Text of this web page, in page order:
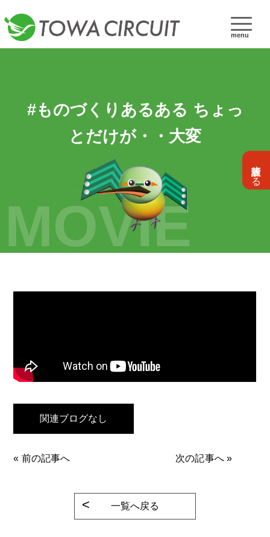
menu
設計依頼する
#ものづくりあるある ちょっ
とだけが・・大変
MOVIE
関連ブログなし
« 前の記事へ 次の記事へ»
一覧へ戻る